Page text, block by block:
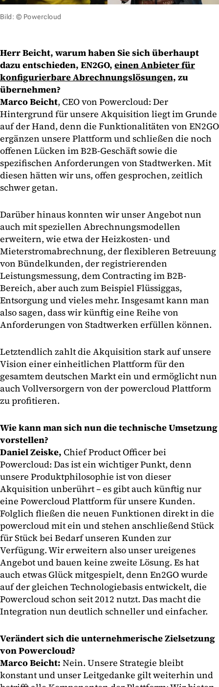
Bild: © Powercloud
Herr Beicht, warum haben Sie sich überhaupt
dazu entschieden, EN2GO, einen Anbieter für
konfigurierbare Abrechnungslösungen, zu
übernehmen?
Marco Beicht, CEO von Powercloud: Der
Hintergrund für unsere Akquisition liegt im Grunde
auf der Hand, denn die Funktionalitäten von EN2GO
ergänzen unsere Plattform und schließen die noch
offenen Lücken im B2B-Geschäft sowie die
spezifischen Anforderungen von Stadtwerken. Mit
diesen hätten wir uns, offen gesprochen, zeitlich
schwer getan.
Darüber hinaus konnten wir unser Angebot nun
auch mit speziellen Abrechnungsmodellen
erweitern, wie etwa der Heizkosten- und
Mieterstromabrechnung, der flexibleren Betreuung
von Bündelkunden, der registrierenden
Leistungsmessung, dem Contracting im B2B-
Bereich, aber auch zum Beispiel Flüssiggas,
Entsorgung und vieles mehr. Insgesamt kann man
also sagen, dass wir künftig eine Reihe von
Anforderungen von Stadtwerken erfüllen können.
Letztendlich zahlt die Akquisition stark auf unsere
Vision einer einheitlichen Plattform für den
gesamtem deutschen Markt ein und ermöglicht nun
auch Vollversorgern von der powercloud Plattform
zu profitieren.
Wie kann man sich nun die technische Umsetzung
vorstellen?
Daniel Zeiske, Chief Product Officer bei
Powercloud: Das ist ein wichtiger Punkt, denn
unsere Produktphilosophie ist von dieser
Akquisition unberührt – es gibt auch künftig nur
eine Powercloud Plattform für unsere Kunden.
Folglich fließen die neuen Funktionen direkt in die
powercloud mit ein und stehen anschließend Stück
für Stück bei Bedarf unseren Kunden zur
Verfügung. Wir erweitern also unser ureigenes
Angebot und bauen keine zweite Lösung. Es hat
auch etwas Glück mitgespielt, denn En2GO wurde
auf der gleichen Technologiebasis entwickelt, die
Powercloud schon seit 2012 nutzt. Das macht die
Integration nun deutlich schneller und einfacher.
Verändert sich die unternehmerische Zielsetzung
von Powercloud?
Marco Beicht: Nein. Unsere Strategie bleibt
konstant und unser Leitgedanke gilt weiterhin und